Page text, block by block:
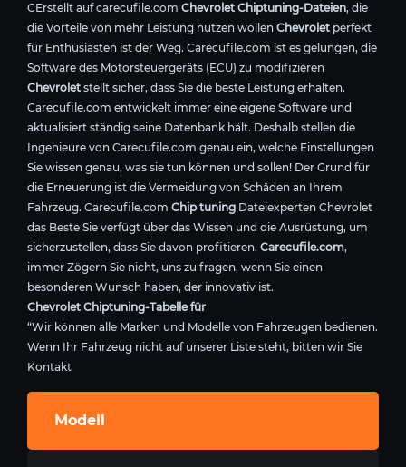
CErstellt auf carecufile.com Chevrolet Chiptuning-Dateien, die
die Vorteile von mehr Leistung nutzen wollen Chevrolet perfekt
für Enthusiasten ist der Weg. Carecufile.com ist es gelungen, die
Software des Motorsteuergeräts (ECU) zu modifizieren
Chevrolet stellt sicher, dass Sie die beste Leistung erhalten.
Carecufile.com entwickelt immer eine eigene Software und
aktualisiert ständig seine Datenbank hält. Deshalb stellen die
Ingenieure von Carecufile.com genau ein, welche Einstellungen
Sie wissen genau, was sie tun können und sollen! Der Grund für
die Erneuerung ist die Vermeidung von Schäden an Ihrem
Fahrzeug. Carecufile.com Chip tuning Dateiexperten Chevrolet
das Beste Sie verfügt über das Wissen und die Ausrüstung, um
sicherzustellen, dass Sie davon profitieren. Carecufile.com,
immer Zögern Sie nicht, uns zu fragen, wenn Sie einen
besonderen Wunsch haben, der innovativ ist.
Chevrolet Chiptuning-Tabelle für
“Wir können alle Marken und Modelle von Fahrzeugen bedienen.
Wenn Ihr Fahrzeug nicht auf unserer Liste steht, bitten wir Sie
Kontakt
Modell